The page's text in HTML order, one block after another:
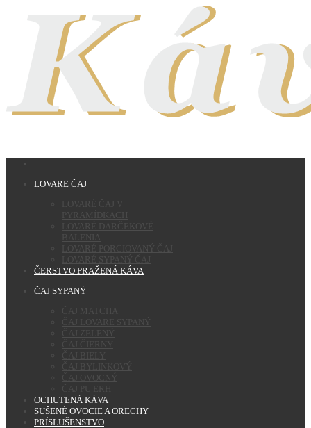
LOVARE ČAJ
LOVARÉ ČAJ V
PYRAMÍDKACH
LOVARÉ DARČEKOVÉ
BALENIA
LOVARÉ PORCIOVANÝ ČAJ
LOVARÉ SYPANÝ ČAJ
ČERSTVO PRAŽENÁ KÁVA
ČAJ SYPANÝ
ČAJ MATCHA
ČAJ LOVARE SYPANÝ
ČAJ ZELENÝ
ČAJ ČIERNY
ČAJ BIELY
ČAJ BYLINKOVÝ
ČAJ OVOCNÝ
ČAJ PU ERH
OCHUTENÁ KÁVA
SUŠENÉ OVOCIE A ORECHY
PRÍSLUŠENSTVO